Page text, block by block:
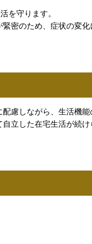
を守ります。
密のため、症状の変
慮しながら、生活機
立した在宅生活が続